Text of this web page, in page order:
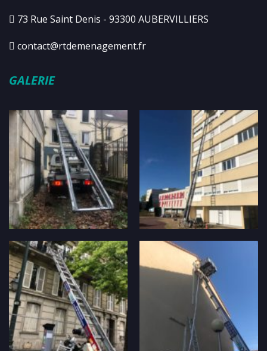
73 Rue Saint Denis - 93300 AUBERVILLIERS
contact@rtdemenagement.fr
GALERIE